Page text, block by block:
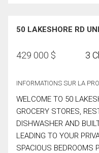
50 LAKESHORE RD
429 000 $ 3
INFORMATIONS SUR LA
WELCOME TO 50
GROCERY STORES,
DISHWASHER AND
LEADING TO YOUR
SPACIOUS BEDROOMS